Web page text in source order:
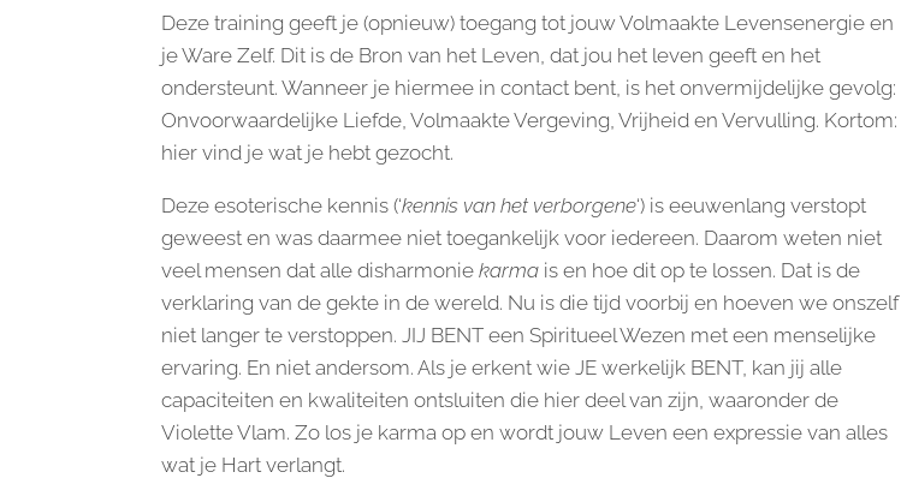
Deze training geeft je (opnieuw) toegang tot jouw Volmaakte Levensenergie en
je Ware Zelf. Dit is de Bron van het Leven, dat jou het leven geeft en het
ondersteunt. Wanneer je hiermee in contact bent, is het onvermijdelijke gevolg:
Onvoorwaardelijke Liefde, Volmaakte Vergeving, Vrijheid en Vervulling. Kortom:
hier vind je wat je hebt gezocht.
Deze esoterische kennis (‘kennis van het verborgene‘) is eeuwenlang verstopt
geweest en was daarmee niet toegankelijk voor iedereen. Daarom weten niet
veel mensen dat alle disharmoniekarma is en hoe dit op te lossen. Dat is de
verklaring van de gekte in de wereld. Nu is die tijd voorbij en hoeven we onszelf
niet langer te verstoppen. JIJ BENT een Spiritueel Wezen met een menselijke
ervaring. En niet andersom. Als je erkent wie JE werkelijk BENT, kan jij alle
capaciteiten en kwaliteiten ontsluiten die hier deel van zijn, waaronder de
Violette Vlam. Zo los je karma op en wordt jouw Leven een expressie van alles
wat je Hart verlangt.